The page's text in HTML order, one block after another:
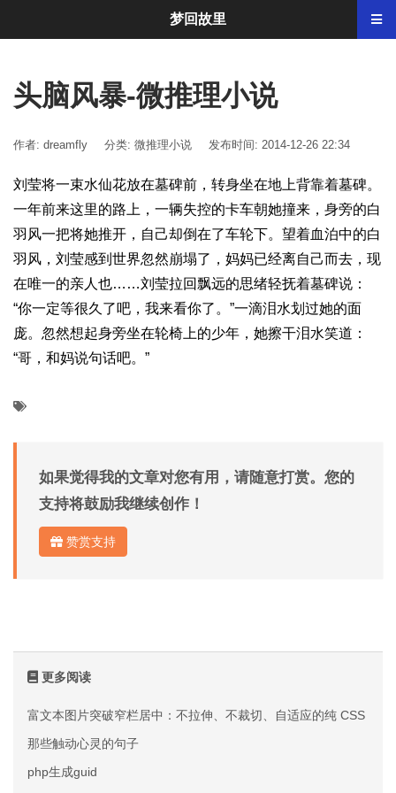
头脑风暴-微推理小说
作者: dreamfly 分类: 微推理小说 发布时间: 2014-12-26 22:34
刘莹将一束水仙花放在墓碑前，转身坐在地上背靠着墓碑。
一年前来这里的路上，一辆失控的卡车朝她撞来，身旁的白
羽风一把将她推开，自己却倒在了车轮下。望着血泊中的白
羽风，刘莹感到世界忽然崩塌了，妈妈已经离自己而去，现
在唯一的亲人也……刘莹拉回飘远的思绪轻抚着墓碑说：
“你一定等很久了吧，我来看你了。”一滴泪水划过她的面
庞。忽然想起身旁坐在轮椅上的少年，她擦干泪水笑道：
“哥，和妈说句话吧。”
如果觉得我的文章对您有用，请随意打赏。您的
支持将鼓励我继续创作！
赞赏支持
更多阅读
富文本图片突破窄栏居中：不拉伸、不裁切、自适应的纯 CSS 方案
那些触动心灵的句子
php生成guid
梦回故里